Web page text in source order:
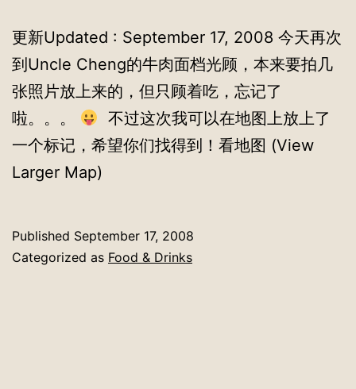
更新Updated : September 17, 2008 今天再次
到Uncle Cheng的牛肉面档光顾，本来要拍几
张照片放上来的，但只顾着吃，忘记了
啦。。。
不过这次我可以在地图上放上了
一个标记，希望你们找得到！看地图 (View
Larger Map)
Published September 17, 2008
Categorized as Food & Drinks